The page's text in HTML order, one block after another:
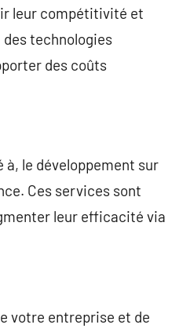
leur compétitivité et
des technologies
des coûts
le développement sur
Ces services sont
leur efficacité via
votre entreprise et de